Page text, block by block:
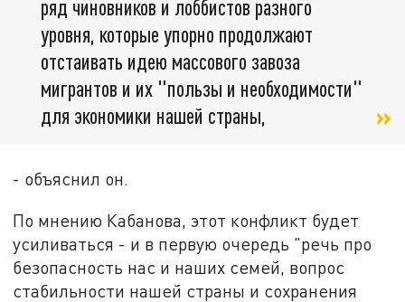
ряд чиновников и лоббистов разного
уровня, которые упорно продолжают
отстаивать идею массового завоза
мигрантов и их "пользы и необходимости"
для экономики нашей страны,
- объяснил он.
По мнению Кабанова, этот конфликт будет
усиливаться - и в первую очередь "речь про
безопасность нас и наших семей, вопрос
стабильности нашей страны и сохранения